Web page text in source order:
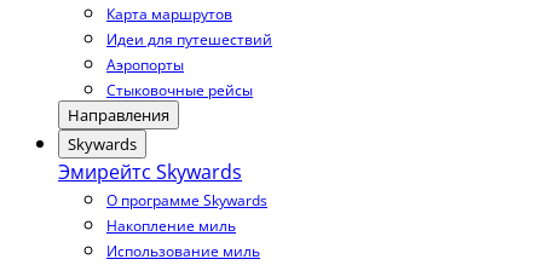
Карта маршрутов
Идеи для путешествий
Аэропорты
Стыковочные рейсы
Направления
Skywards
Эмирейтс Skywards
О программе Skywards
Накопление миль
Использование миль